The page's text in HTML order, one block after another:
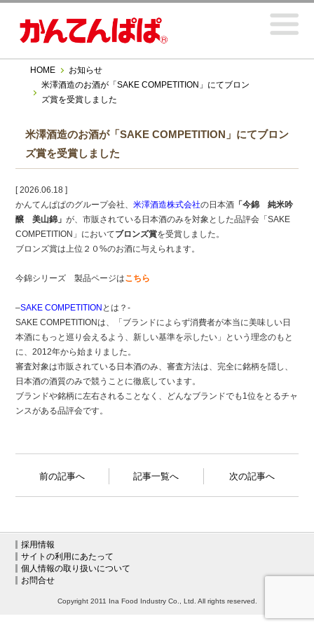
HOME
お知らせ
米澤酒造のお酒が「SAKE COMPETITION」にてブロン
ズ賞を受賞しました
米澤酒造のお酒が「SAKE COMPETITION」にてブロン
ズ賞を受賞しました
[ 2026.06.18 ]
かんてんぱぱのグループ会社、米澤酒造株式会社の日本酒 「今錦 純米吟
醸 美山錦」が、市販されている日本酒のみを対象とした品評会「SAKE
COMPETITION」においてブロンズ賞を受賞しました。
ブロンズ賞は上位２０%のお酒に与えられます。
今錦シリーズ 製品ページはこちら
–SAKE COMPETITION とは？-
SAKE COMPETITIONは、「ブランドによらず消費者が本当に美味しい日
本酒にもっと巡り会えるよう、新しい基準を示したい」という理念のもと
に、2012年から始まりました。
審査対象は市販されている日本酒のみ、審査方法は、完全に銘柄を隠し、
日本酒の酒質のみで競うことに徹底しています。
ブランドや銘柄に左右されることなく、どんなブランドでも1位をとるチャ
ンスがある品評会です。
前の記事へ 記事一覧へ 次の記事へ
採用情報
サイトの利用にあたって
個人情報の取り扱いについて
お問合せ
Copyright 2011 Ina Food Industry Co., Ltd. All rights reserved.